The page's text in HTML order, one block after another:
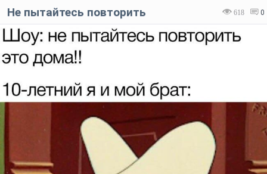
618 0
Не пытайтесь повторить